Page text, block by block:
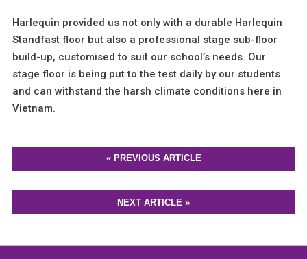
Harlequin provided us not only with a durable Harlequin
Standfast floor but also a professional stage sub-floor
build-up, customised to suit our school’s needs. Our
stage floor is being put to the test daily by our students
and can withstand the harsh climate conditions here in
Vietnam.
« PREVIOUS ARTICLE
NEXT ARTICLE »